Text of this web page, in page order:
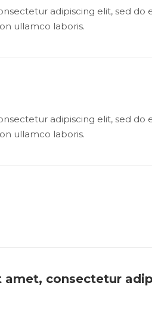
adipiscing elit, sed
ullamco laboris.
adipiscing elit, sed
ullamco laboris.
amet, consectetur